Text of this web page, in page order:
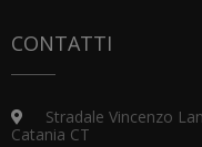
CONTATTI
Stradale Vincenzo
Catania CT